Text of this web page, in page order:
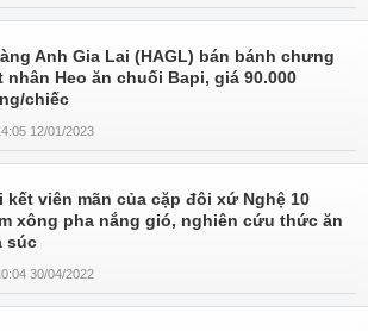
Anh Gia Lai (HAGL) bán bánh chưng
nhân Heo ăn chuối Bapi, giá 90.000
chiếc
12/01/2023
kết viên mãn của cặp đôi xứ Nghệ 10
xông pha nắng gió, nghiên cứu thức ăn
súc
30/04/2022